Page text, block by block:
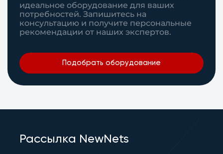
идеальное оборудование для ваших
потребностей. Запишитесь на
консультацию и получите персональные
рекомендации от наших экспертов.
Подобрать оборудование
Рассылка NewNets